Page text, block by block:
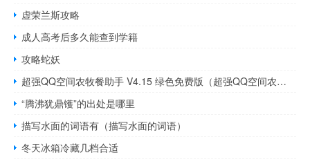
虚荣兰斯攻略
成人高考后多久能查到学籍
攻略蛇妖
超强QQ空间农牧餐助手 V4.15 绿色免费版（超强QQ空间农牧餐助手 V4.15 绿色免费版功能简介）
“腾沸犹鼎镬”的出处是哪里
描写水面的词语有（描写水面的词语）
冬天冰箱冷藏几档合适